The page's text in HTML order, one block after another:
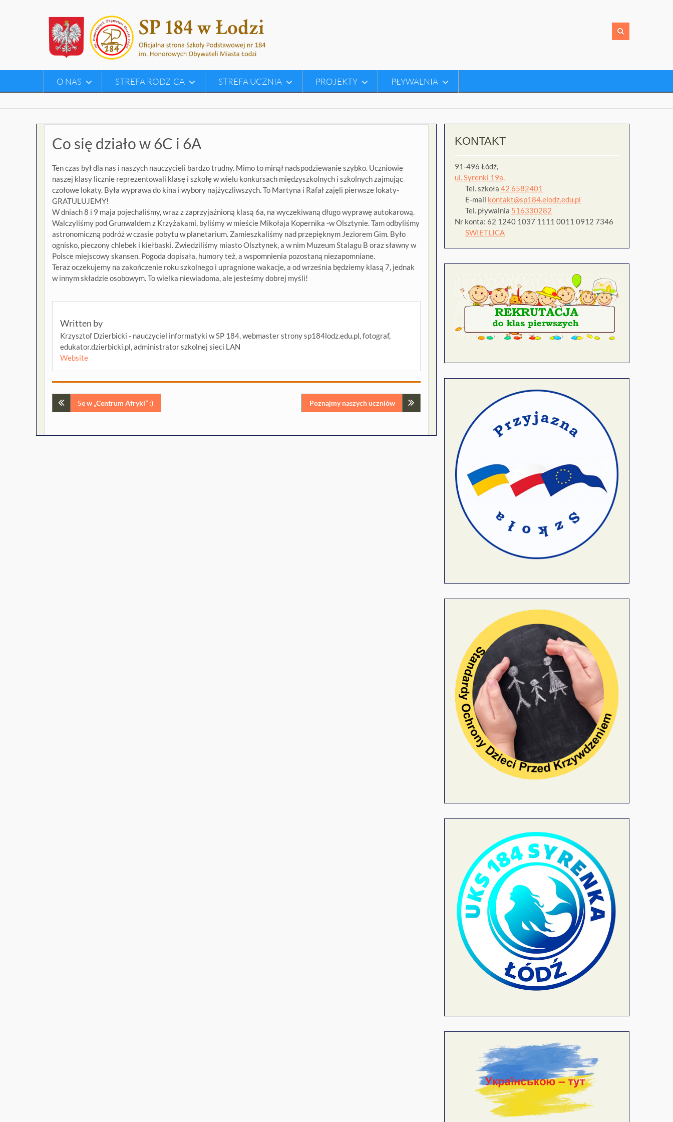
O NAS STREFA RODZICA STREFA UCZNIA PROJEKTY PŁYWALNIA
Co się działo w 6C i 6A
Ten czas był dla nas i naszych nauczycieli bardzo trudny. Mimo to minął nadspodziewanie szybko. Uczniowie
naszej klasy licznie reprezentowali klasę i szkołę w wielu konkursach międzyszkolnych i szkolnych zajmując
czołowe lokaty. Była wyprawa do kina i wybory najżyczliwszych. To Martyna i Rafał zajęli pierwsze lokaty-
GRATULUJEMY!
W dniach 8 i 9 maja pojechaliśmy, wraz z zaprzyjaźnioną klasą 6a, na wyczekiwaną długo wyprawę autokarową.
Walczyliśmy pod Grunwaldem z Krzyżakami, byliśmy w mieście Mikołaja Kopernika -w Olsztynie. Tam odbyliśmy
astronomiczną podróż w czasie pobytu w planetarium. Zamieszkaliśmy nad przepięknym Jeziorem Gim. Było
ognisko, pieczony chlebek i kiełbaski. Zwiedziliśmy miasto Olsztynek, a w nim Muzeum Stalagu B oraz sławny w
Polsce miejscowy skansen. Pogoda dopisała, humory też, a wspomnienia pozostaną niezapomniane.
Teraz oczekujemy na zakończenie roku szkolnego i upragnione wakacje, a od września będziemy klasą 7, jednak
w innym składzie osobowym. To wielka niewiadoma, ale jesteśmy dobrej myśli!
Written by
Krzysztof Dzierbicki - nauczyciel informatyki w SP 184, webmaster strony sp184lodz.edu.pl, fotograf,
edukator.dzierbicki.pl, administrator szkolnej sieci LAN
Website
Nawigacja
5e w „Centrum Afryki” :) Poznajmy naszych uczniów
KONTAKT
91-496 Łódź,
ul. Syrenki 19a,
Tel. szkoła 42 6582401
E-mail kontakt@sp184.elodz.edu.pl
Tel. pływalnia 516330282
Nr konta: 62 1240 1037 1111 0011 0912 7346
SWIETLICA